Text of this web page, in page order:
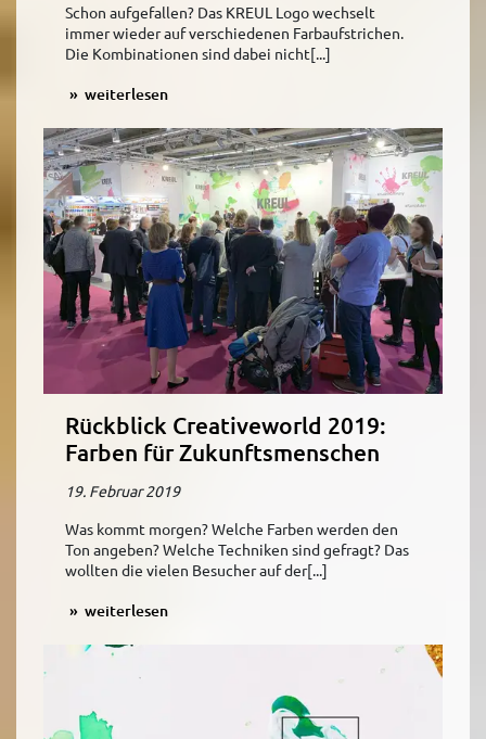
Schon aufgefallen? Das KREUL Logo wechselt
immer wieder auf verschiedenen Farbaufstrichen.
Die Kombinationen sind dabei nicht[...]
weiterlesen
Rückblick Creativeworld 2019:
Farben für Zukunftsmenschen
19. Februar 2019
Was kommt morgen? Welche Farben werden den
Ton angeben? Welche Techniken sind gefragt? Das
wollten die vielen Besucher auf der[...]
weiterlesen